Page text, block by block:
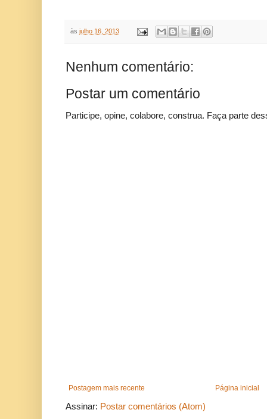
às julho 16, 2013
Nenhum comentário:
Postar um comentário
Participe, opine, colabore, construa. Faça parte
Postagem mais recente Página inicial
Assinar: Postar comentários (Atom)